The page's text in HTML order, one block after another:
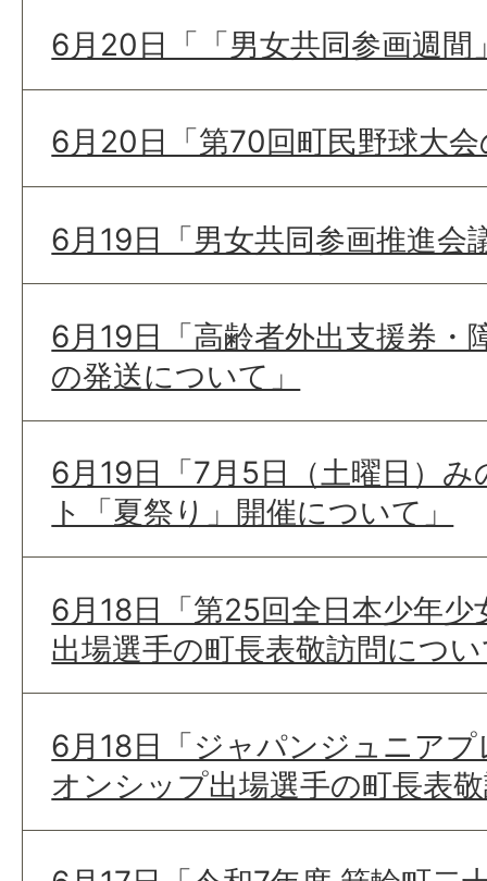
6月20日「「男女共同参画週間
6月20日「第70回町民野球大
6月19日「男女共同参画推進会
6月19日「高齢者外出支援券・
の発送について」
6月19日「7月5日（土曜日）
ト「夏祭り」開催について」
6月18日「第25回全日本少年少
出場選手の町長表敬訪問につ
6月18日「ジャパンジュニア
オンシップ出場選手の町長表